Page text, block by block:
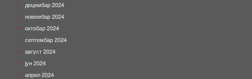
децембар 2024
новембар 2024
октобар 2024
септембар 2024
август 2024
јун 2024
април 2024